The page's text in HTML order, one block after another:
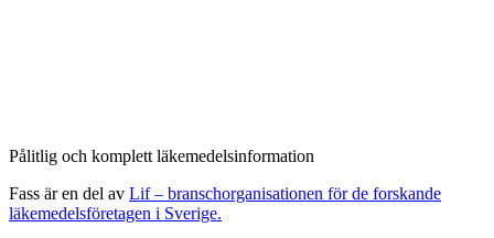
Pålitlig och komplett läkemedelsinformation
Fass är en del av Lif – branschorganisationen för de forskande
läkemedelsföretagen i Sverige.